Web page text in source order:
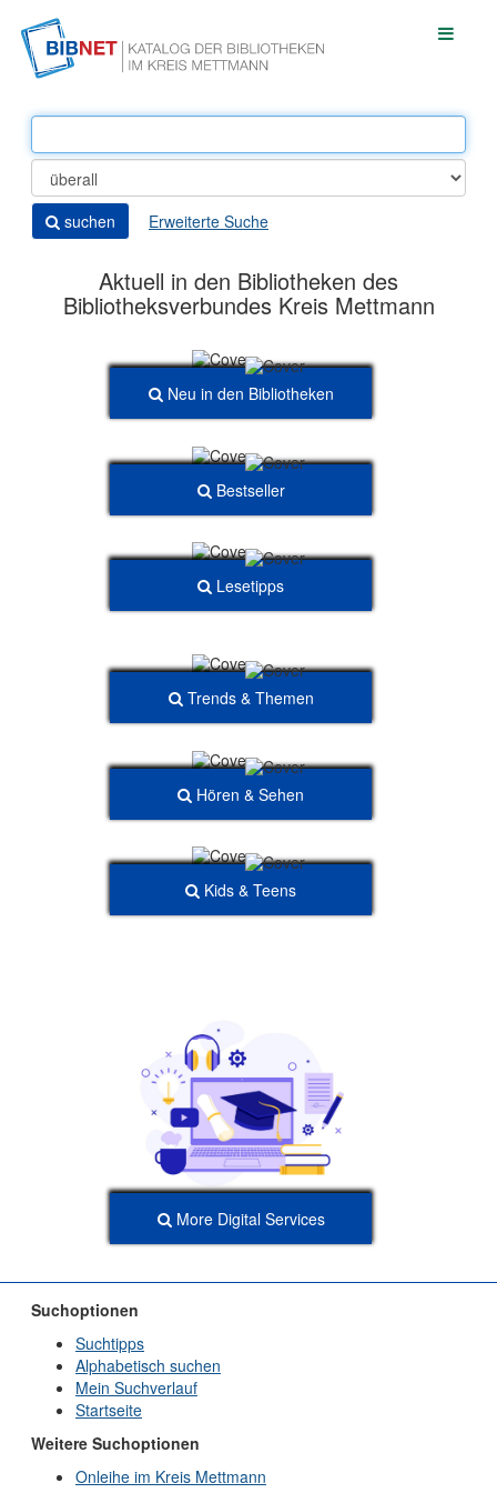
Weiter zum Inhalt
suchen Erweiterte Suche
Aktuell in den Bibliotheken des
Bibliotheksverbundes Kreis Mettmann
Neu in den Bibliotheken
Bestseller
Lesetipps
Trends & Themen
Hören & Sehen
Kids & Teens
More Digital Services
Suchoptionen
Suchtipps
Alphabetisch suchen
Mein Suchverlauf
Startseite
Weitere Suchoptionen
Onleihe im Kreis Mettmann